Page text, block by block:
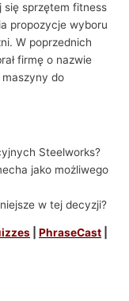
się sprzętem fitness
propozycje wyboru
W poprzednich
firmę o nazwie
do
Steelworks?
jako możliwego
w tej decyzji?
|PhraseCast